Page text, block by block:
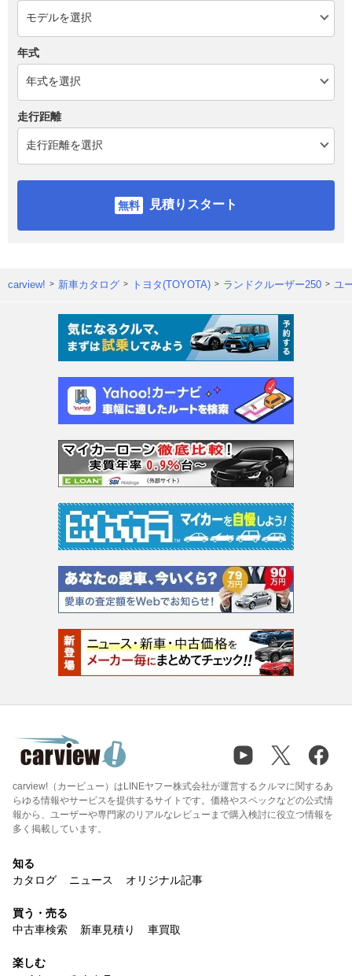
年式
走行距離
見積りスタート
carview! 新車カタログ トヨタ(TOYOTA) ランドクルーザー250 ユ
carview!（カービュー）はLINEヤフー株式会社が運営するクルマに関するあ
らゆる情報やサービスを提供するサイトです。価格やスペックなどの公式情
報から、ユーザーや専門家のリアルなレビューまで購入検討に役立つ情報を
多く掲載しています。
知る
カタログ
ニュース オリジナル記事
買う・売る
中古車検索
新車見積り 車買取
楽しむ